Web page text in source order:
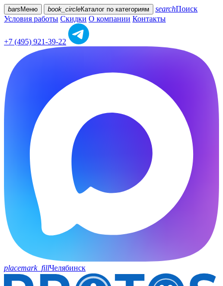
bars Меню book_circleКаталог по категориям searchПоиск
Условия работы Скидки О компании Контакты
+7 (495) 921-39-22
placemark_fillЧелябинск